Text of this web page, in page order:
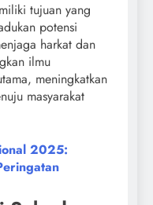
tujuan yang
potensi
harkat dan
ilmu
meningkatkan
masyarakat
2025: